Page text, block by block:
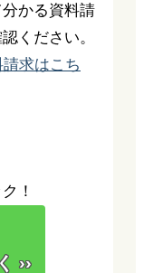
かる資料請
ください。
求はこち
！
››